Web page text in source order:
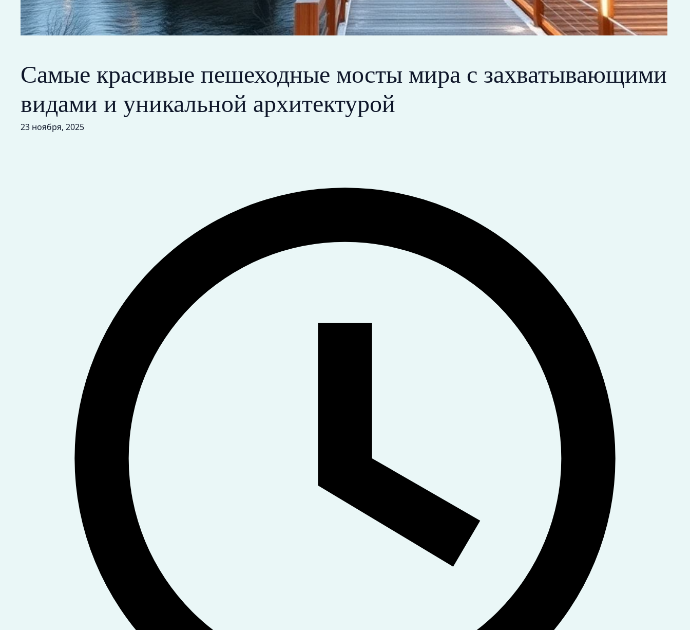
Самые красивые пешеходные мосты мира с захватывающими
видами и уникальной архитектурой
23 ноября, 2025